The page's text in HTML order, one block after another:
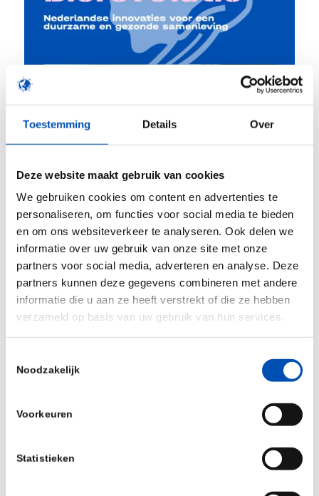
Toestemming Details Over
Deze website maakt gebruik van cookies
We gebruiken cookies om content en advertenties te
personaliseren, om functies voor social media te bieden
en om ons websiteverkeer te analyseren. Ook delen we
informatie over uw gebruik van onze site met onze
partners voor social media, adverteren en analyse. Deze
partners kunnen deze gegevens combineren met andere
informatie die u aan ze heeft verstrekt of die ze hebben
verzameld op basis van uw gebruik van hun services.
Noodzakelijk
Voorkeuren
Statistieken
Bekijk de publicatie
/